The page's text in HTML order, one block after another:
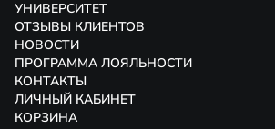
УНИВЕРСИТЕТ
ОТЗЫВЫ КЛИЕНТОВ
НОВОСТИ
ПРОГРАММА ЛОЯЛЬНОСТИ
КОНТАКТЫ
ЛИЧНЫЙ КАБИНЕТ
КОРЗИНА